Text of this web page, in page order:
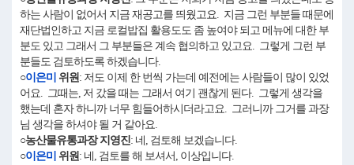
하는 사람이 없어서 지금 재공고를 띄웠고요. 지금 그런 부분들 때문에
재단법인하고 지금 로컬밥집 활용도도 좀 높여야 되고 메뉴에 대한 부
분도 있고 그래서 그 부분들은 계속 협의하고 있고요. 그렇게 그런 부
분들도 검토하도록 하겠습니다.
○이은미 위원: 저도 이제 한 번씩 가는데 예전에는 사람들이 많이 있었
어요. 그때는, 저 갔을 때는 그래서 여기 괜찮게 된다. 그렇게 생각을
했는데 혼자 하니까 너무 힘들어하시더라고요. 그러니까 그거를 과장
님 생각을 하셔야 될 거 같아요.
○농산물유통과장 지영진: 네, 검토해 보겠습니다.
○이은미 위원: 네, 검토를 해 보셔서, 이상입니다.